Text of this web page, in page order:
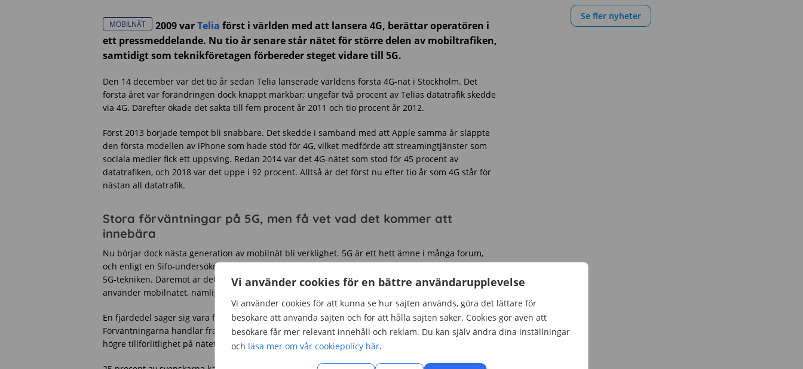
Vi använder cookies för en bättre användarupplevelse
Vi använder cookies för att kunna se hur sajten används, göra det lättare för
besökare att använda sajten och för att hålla sajten säker. Cookies gör även att
besökare får mer relevant innehåll och reklam. Du kan själv ändra dina inställningar
och läsa mer om vår cookiepolicy här.
MOBILNÄT 2009 varTelia först i världen med att lansera 4G, berättar operatören i
ett pressmeddelande. Nu tio år senare står nätet för större delen av mobiltrafiken,
samtidigt som teknikföretagen förbereder steget vidare till 5G.
Den 14 december var det tio år sedan Telia lanserade världens första 4G-nät i Stockholm. Det
första året var förändringen dock knappt märkbar; ungefär två procent av Telias datatrafik skedde
via 4G. Därefter ökade det sakta till fem procent år 2011 och tio procent år 2012.
Först 2013 började tempot bli snabbare. Det skedde i samband med att Apple samma år släppte
den första modellen av iPhone som hade stöd för 4G, vilket medförde att streamingtjänster som
sociala medier fick ett uppsving. Redan 2014 var det 4G-nätet som stod för 45 procent av
datatrafiken, och 2018 var det uppe i 92 procent. Alltså är det först nu efter tio år som 4G står för
nästan all datatrafik.
Stora förväntningar på 5G, men få vet vad det kommer att
innebära
Nu börjar dock nästa generation av mobilnät bli verklighet. 5G är ett hett ämne i många forum,
och enligt en Sifo-undersökning är det nästan 90 procent av svenskarna som har hört talas om
5G-tekniken. Däremot är det färre som verkligen vet vad 5G kommer att innebära för hur vi
använder mobilnätet, nämligen bara en tredjedel av svenskarna.
En fjärdedel säger sig vara förväntansfulla inför den kommande lanseringen av 5G.
Förväntningarna handlar framför allt om snabbare surf, men också nya telefoner och tillbehör,
högre tillförlitlighet på nätet, nya tjänster och bättre täckning geografiskt sett.
Se fler nyheter